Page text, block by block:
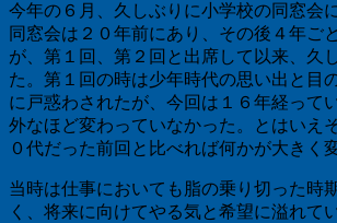
今年の６月、久しぶりに小学校の同窓会
同窓会は２０年前にあり、その後４年ご
が、第１回、第２回と出席して以来、久
た。第１回の時は少年時代の思い出と目
に戸惑わされたが、今回は１６年経って
外なほど変わっていなかった。とはいえ
０代だった前回と比べれば何かが大きく
当時は仕事においても脂の乗り切った時
く、将来に向けてやる気と希望に溢れて